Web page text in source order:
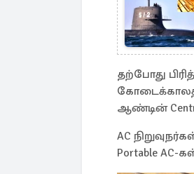
தற்போது
ஆண்டின்
AC
Portable